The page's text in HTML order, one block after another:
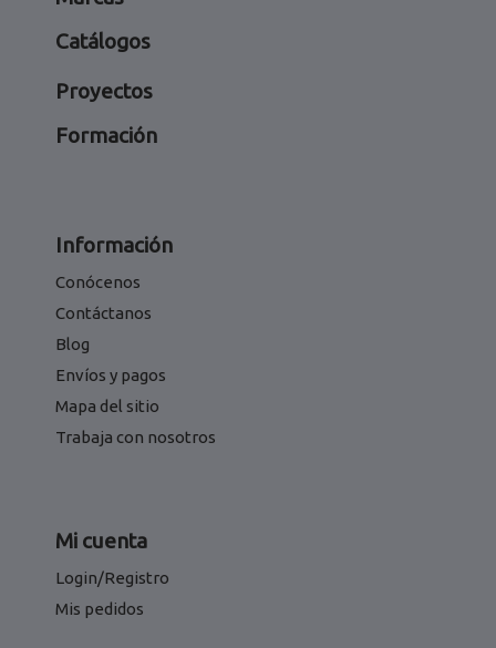
Catálogos
Proyectos
Formación
Información
Conócenos
Contáctanos
Blog
Envíos y pagos
Mapa del sitio
Trabaja con nosotros
Mi cuenta
Login/Registro
Mis pedidos